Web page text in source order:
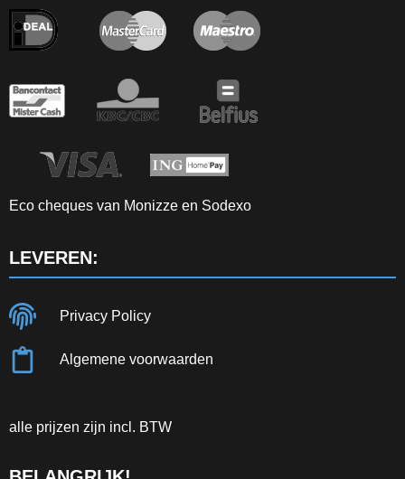
Eco cheques van Monizze en Sodexo
LEVEREN:
Privacy Policy
Algemene voorwaarden
alle prijzen zijn incl. BTW